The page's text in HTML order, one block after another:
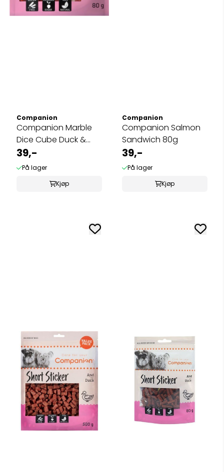
Companion
Companion Marble
Dice Cube Duck &
Cod 80g
39,-
På lager
Kjøp
Companion
Companion Salmon
Sandwich 80g
39,-
På lager
Kjøp